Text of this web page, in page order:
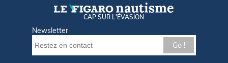
CAP SUR L'ÉVASION
Newsletter
Go !